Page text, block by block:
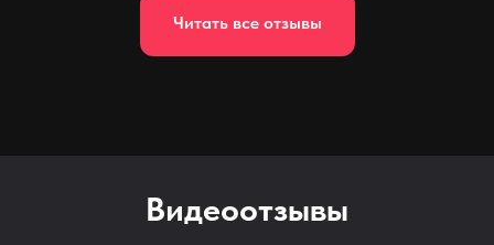
Читать все отзывы
Видеоотзывы